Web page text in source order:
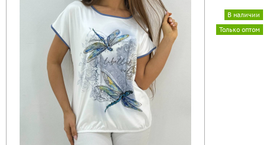
Только оптом
В наличии